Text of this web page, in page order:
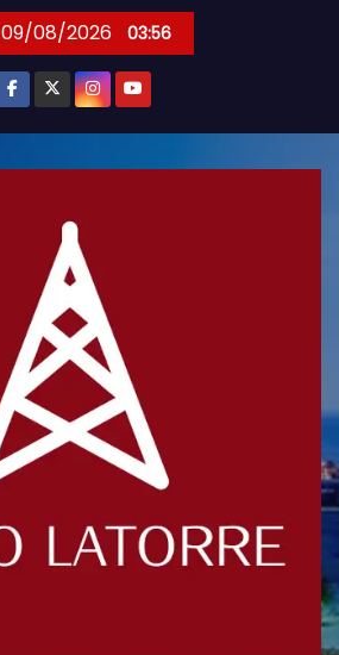
09/08/2026 03:56